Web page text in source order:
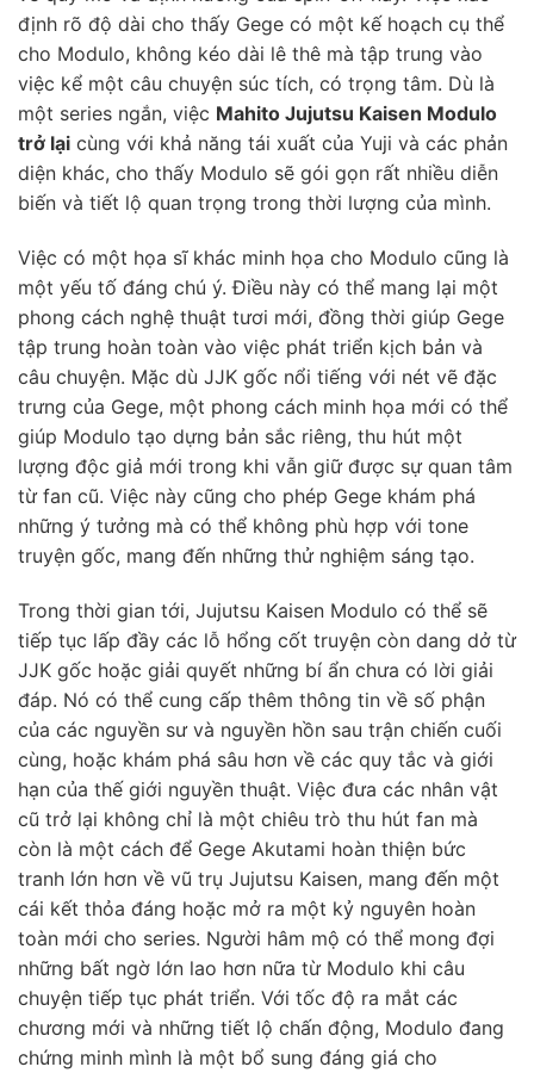
định rõ độ dài cho thấy Gege có một kế hoạch cụ thể
cho Modulo, không kéo dài lê thê mà tập trung vào
việc kể một câu chuyện súc tích, có trọng tâm. Dù là
một series ngắn, việc Mahito Jujutsu Kaisen Modulo
trở lại cùng với khả năng tái xuất của Yuji và các phản
diện khác, cho thấy Modulo sẽ gói gọn rất nhiều diễn
biến và tiết lộ quan trọng trong thời lượng của mình.
Việc có một họa sĩ khác minh họa cho Modulo cũng là
một yếu tố đáng chú ý. Điều này có thể mang lại một
phong cách nghệ thuật tươi mới, đồng thời giúp Gege
tập trung hoàn toàn vào việc phát triển kịch bản và
câu chuyện. Mặc dù JJK gốc nổi tiếng với nét vẽ đặc
trưng của Gege, một phong cách minh họa mới có thể
giúp Modulo tạo dựng bản sắc riêng, thu hút một
lượng độc giả mới trong khi vẫn giữ được sự quan tâm
từ fan cũ. Việc này cũng cho phép Gege khám phá
những ý tưởng mà có thể không phù hợp với tone
truyện gốc, mang đến những thử nghiệm sáng tạo.
Trong thời gian tới, Jujutsu Kaisen Modulo có thể sẽ
tiếp tục lấp đầy các lỗ hổng cốt truyện còn dang dở từ
JJK gốc hoặc giải quyết những bí ẩn chưa có lời giải
đáp. Nó có thể cung cấp thêm thông tin về số phận
của các nguyền sư và nguyền hồn sau trận chiến cuối
cùng, hoặc khám phá sâu hơn về các quy tắc và giới
hạn của thế giới nguyền thuật. Việc đưa các nhân vật
cũ trở lại không chỉ là một chiêu trò thu hút fan mà
còn là một cách để Gege Akutami hoàn thiện bức
tranh lớn hơn về vũ trụ Jujutsu Kaisen, mang đến một
cái kết thỏa đáng hoặc mở ra một kỷ nguyên hoàn
toàn mới cho series. Người hâm mộ có thể mong đợi
những bất ngờ lớn lao hơn nữa từ Modulo khi câu
chuyện tiếp tục phát triển. Với tốc độ ra mắt các
chương mới và những tiết lộ chấn động, Modulo đang
chứng minh mình là một bổ sung đáng giá cho